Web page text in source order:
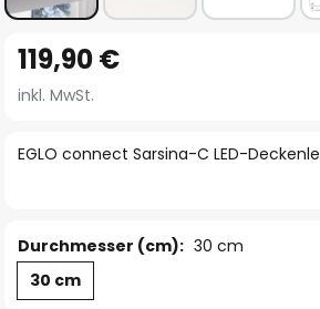
Anfang
der
springen
EGLO connect Sarsina-C LED-
119,90 €
inkl. MwSt.
Durchmesser (cm): 30 cm
30 cm